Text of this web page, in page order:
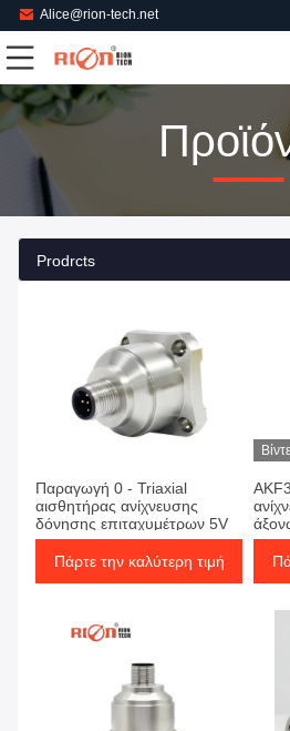
Alice@rion-tech.net
Prodrcts
Παραγωγή 0 - Triaxial
αισθητήρας ανίχνευσης
δόνησης επιταχυμέτρων 5V
Πάρτε την καλύτερη τιμή